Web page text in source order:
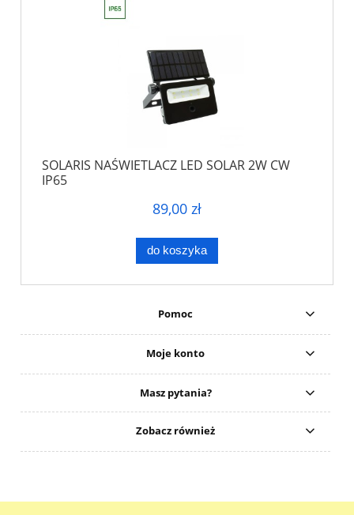
SOLARIS NAŚWIETLACZ LED SOLAR 2W CW
IP65
89,00 zł
do koszyka
Pomoc
Moje konto
Masz pytania?
Zobacz również